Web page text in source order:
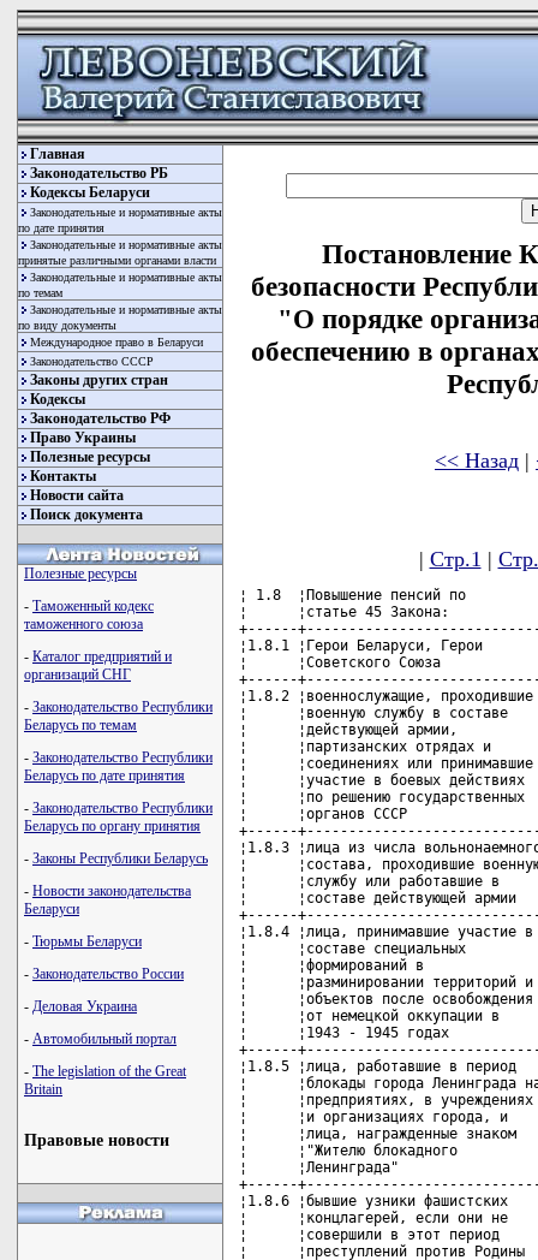
Главная
Законодательство РБ
Кодексы Беларуси
Законодательные и нормативные акты
по дате принятия
Законодательные и нормативные акты
принятые различными органами власти
Законодательные и нормативные акты
по темам
Законодательные и нормативные акты
по виду документы
Международное право в Беларуси
Законодательство СССР
Законы других стран
Кодексы
Законодательство РФ
Право Украины
Полезные ресурсы
Контакты
Новости сайта
Поиск документа
Полезные ресурсы
- Таможенный кодекс
таможенного союза
- Каталог предприятий и
организаций СНГ
- Законодательство Республики
Беларусь по темам
- Законодательство Республики
Беларусь по дате принятия
- Законодательство Республики
Беларусь по органу принятия
- Законы Республики Беларусь
- Новости законодательства
Беларуси
- Тюрьмы Беларуси
- Законодательство России
- Деловая Украина
- Автомобильный портал
- The legislation of the Great
Britain
Правовые новости
Постановление
безопасности
"О порядке
обеспечению в
<< Назад |
| Стр.1 |
¦ 1.8  ¦Повышение пенсий по          ¦          ¦              ¦          ¦
¦      ¦статье 45 Закона:            ¦          ¦              ¦          ¦
+------+-----------------------------+----------+--------------+----------+
¦1.8.1 ¦Герои Беларуси, Герои        ¦          ¦              ¦          ¦
¦      ¦Советского Союза             ¦          ¦              ¦          ¦
+------+-----------------------------+----------+--------------+----------+
¦1.8.2 ¦военнослужащие, проходившие  ¦          ¦              ¦          ¦
¦      ¦военную службу в составе     ¦          ¦              ¦          ¦
¦      ¦действующей армии,           ¦          ¦              ¦          ¦
¦      ¦партизанских отрядах и       ¦          ¦              ¦          ¦
¦      ¦соединениях или принимавшие  ¦          ¦              ¦          ¦
¦      ¦участие в боевых действиях   ¦          ¦              ¦          ¦
¦      ¦по решению государственных   ¦          ¦              ¦          ¦
¦      ¦органов СССР                 ¦          ¦              ¦          ¦
+------+-----------------------------+----------+--------------+----------+
¦1.8.3 ¦лица из числа вольнонаемного ¦          ¦              ¦          ¦
¦      ¦состава, проходившие военную ¦          ¦              ¦          ¦
¦      ¦службу или работавшие в      ¦          ¦              ¦          ¦
¦      ¦составе действующей армии    ¦          ¦              ¦          ¦
+------+-----------------------------+----------+--------------+----------+
¦1.8.4 ¦лица, принимавшие участие в  ¦          ¦              ¦          ¦
¦      ¦составе специальных          ¦          ¦              ¦          ¦
¦      ¦формирований в               ¦          ¦              ¦          ¦
¦      ¦разминировании территорий и  ¦          ¦              ¦          ¦
¦      ¦объектов после освобождения  ¦          ¦              ¦          ¦
¦      ¦от немецкой оккупации в      ¦          ¦              ¦          ¦
¦      ¦1943 - 1945 годах            ¦          ¦              ¦          ¦
+------+-----------------------------+----------+--------------+----------+
¦1.8.5 ¦лица, работавшие в период    ¦          ¦              ¦          ¦
¦      ¦блокады города Ленинграда на ¦          ¦              ¦          ¦
¦      ¦предприятиях, в учреждениях  ¦          ¦              ¦          ¦
¦      ¦и организациях города, и     ¦          ¦              ¦          ¦
¦      ¦лица, награжденные знаком    ¦          ¦              ¦          ¦
¦      ¦"Жителю блокадного           ¦          ¦              ¦          ¦
¦      ¦Ленинграда"                  ¦          ¦              ¦          ¦
+------+-----------------------------+----------+--------------+----------+
¦1.8.6 ¦бывшие узники фашистских     ¦          ¦              ¦          ¦
¦      ¦концлагерей, если они не     ¦          ¦              ¦          ¦
¦      ¦совершили в этот период      ¦          ¦              ¦          ¦
¦      ¦преступлений против Родины   ¦          ¦              ¦          ¦
+------+-----------------------------+----------+--------------+----------+
¦1.8.7 ¦инвалиды с детства           ¦          ¦              ¦          ¦
¦      ¦вследствие ранения, контузии ¦          ¦              ¦          ¦
¦      ¦или увечья, связанных с      ¦          ¦              ¦          ¦
¦      ¦боевыми действиями в период  ¦          ¦              ¦          ¦
¦      ¦Великой Отечественной войны  ¦          ¦              ¦          ¦
+------+-----------------------------+----------+--------------+----------+
¦1.8.8 ¦лица, награжденные орденами  ¦          ¦              ¦          ¦
¦      ¦и медалями за                ¦          ¦              ¦          ¦
¦      ¦самоотверженный труд и       ¦          ¦              ¦          ¦
¦      ¦безупречную воинскую службу  ¦          ¦              ¦          ¦
¦      ¦в тылу в годы Великой        ¦          ¦              ¦          ¦
¦      ¦Отечественной войны          ¦          ¦              ¦          ¦
+------+-----------------------------+----------+--------------+----------+
¦ 1.9. ¦Надбавки к пенсии на уход -  ¦          ¦              ¦          ¦
¦      ¦всего                        ¦          ¦              ¦          ¦
+------+-----------------------------+----------+--------------+----------+
¦      ¦В том числе:                 ¦          ¦              ¦          ¦
¦1.9.1 ¦достигшим 80-летнего возраста¦          ¦              ¦          ¦
+------+-----------------------------+----------+--------------